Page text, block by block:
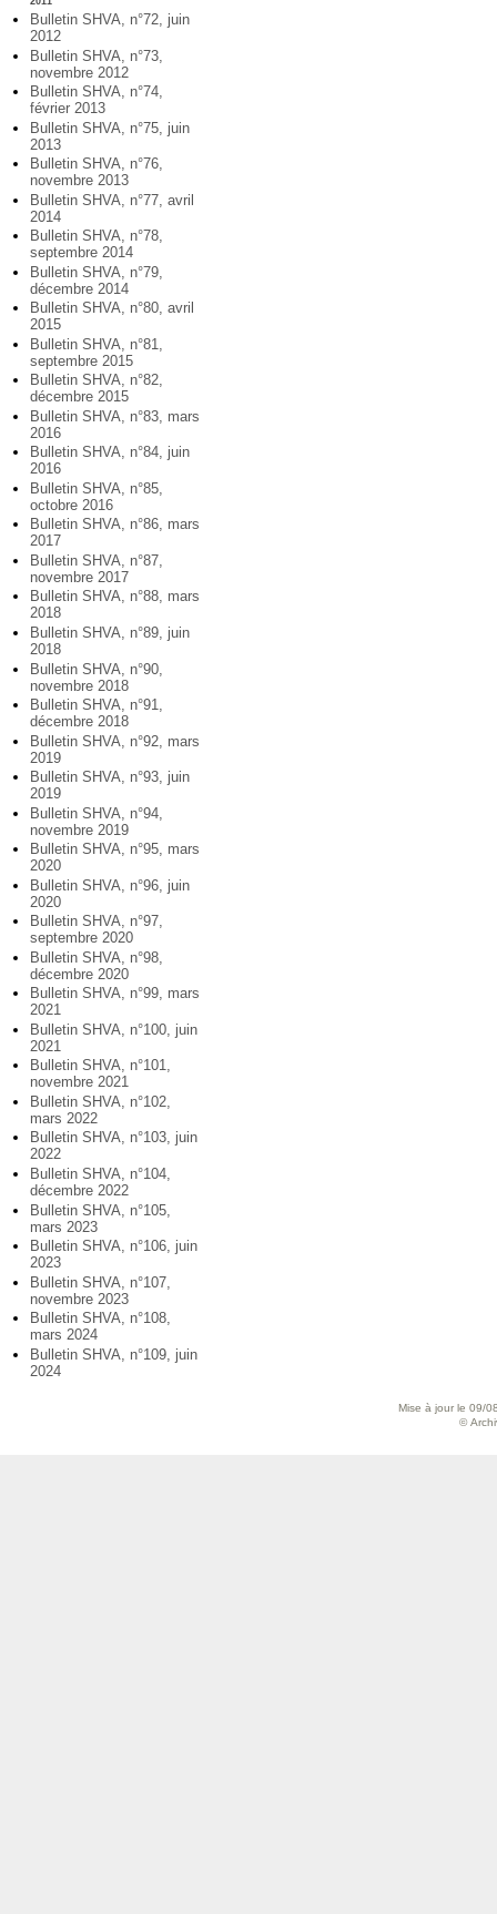
Bulletin SHVA, n°72, juin
2012
Bulletin SHVA, n°73,
novembre 2012
Bulletin SHVA, n°74,
février 2013
Bulletin SHVA, n°75, juin
2013
Bulletin SHVA, n°76,
novembre 2013
Bulletin SHVA, n°77, avril
2014
Bulletin SHVA, n°78,
septembre 2014
Bulletin SHVA, n°79,
décembre 2014
Bulletin SHVA, n°80, avril
2015
Bulletin SHVA, n°81,
septembre 2015
Bulletin SHVA, n°82,
décembre 2015
Bulletin SHVA, n°83, mars
2016
Bulletin SHVA, n°84, juin
2016
Bulletin SHVA, n°85,
octobre 2016
Bulletin SHVA, n°86, mars
2017
Bulletin SHVA, n°87,
novembre 2017
Bulletin SHVA, n°88, mars
2018
Bulletin SHVA, n°89, juin
2018
Bulletin SHVA, n°90,
novembre 2018
Bulletin SHVA, n°91,
décembre 2018
Bulletin SHVA, n°92, mars
2019
Bulletin SHVA, n°93, juin
2019
Bulletin SHVA, n°94,
novembre 2019
Bulletin SHVA, n°95, mars
2020
Bulletin SHVA, n°96, juin
2020
Bulletin SHVA, n°97,
septembre 2020
Bulletin SHVA, n°98,
décembre 2020
Bulletin SHVA, n°99, mars
2021
Bulletin SHVA, n°100, juin
2021
Bulletin SHVA, n°101,
novembre 2021
Bulletin SHVA, n°102,
mars 2022
Bulletin SHVA, n°103, juin
2022
Bulletin SHVA, n°104,
décembre 2022
Bulletin SHVA, n°105,
mars 2023
Bulletin SHVA, n°106, juin
2023
Bulletin SHVA, n°107,
novembre 2023
Bulletin SHVA, n°108,
mars 2024
Bulletin SHVA, n°109, juin
2024
Mise à jour le 09/
©